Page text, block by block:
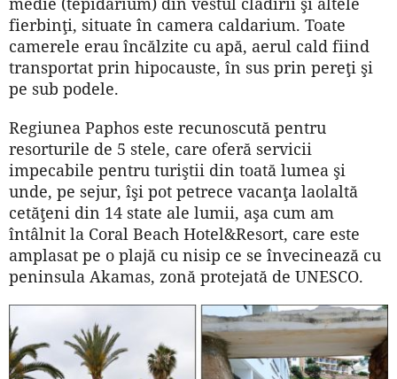
fierbinţi, situate în camera caldarium. Toate
camerele erau încălzite cu apă, aerul cald fiind
transportat prin hipocauste, în sus prin pereţi şi
pe sub podele.
Regiunea Paphos este recunoscută pentru
resorturile de 5 stele, care oferă servicii
impecabile pentru turiştii din toată lumea şi
unde, pe sejur, îşi pot petrece vacanţa laolaltă
cetăţeni din 14 state ale lumii, aşa cum am
întâlnit la Coral Beach Hotel&Resort, care este
amplasat pe o plajă cu nisip ce se învecinează cu
peninsula Akamas, zonă protejată de UNESCO.